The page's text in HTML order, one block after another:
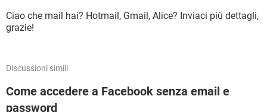
Ciao che mail hai? Hotmail, Gmail, Alice? Inviaci più dettagli,
grazie!
Discussioni simili
Come accedere a Facebook senza email e
password